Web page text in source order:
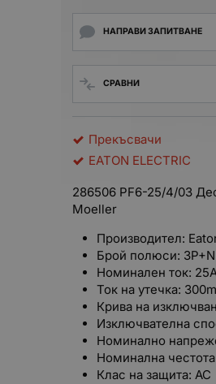
НАПРАВИ ЗАПИТВАНЕ
СРАВНИ
Прекъсвачи
EATON ELECTRIC
286506 PF6-25/4/03
Moeller
Производител:
Брой полюси: 3P+N
Номинален ток:
Ток на утечка:
Крива на
Изключвателна
Номинално
Номинална
Клас на защита: АС